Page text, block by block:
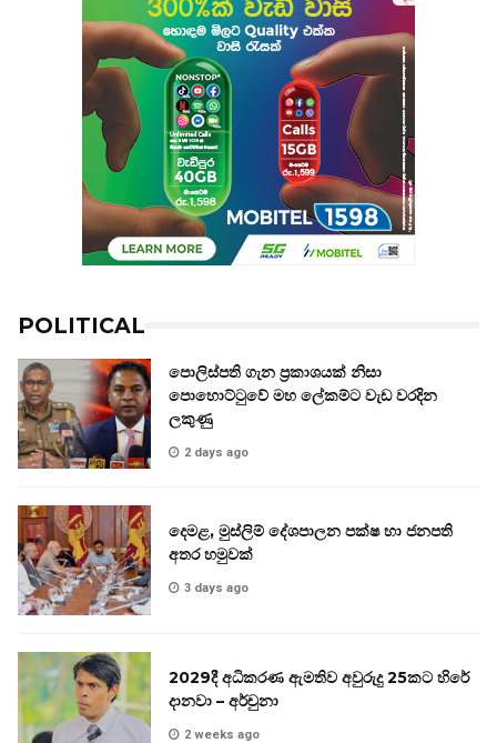
POLITICAL
පොලිස්පති ගැන ප්‍රකාශයක් නිසා
පොහොට්ටුවේ මහ ලේකම්ට වැඩ වරදින
ලකුණු
2 days ago
දෙමළ, මුස්ලිම් දේශපාලන පක්ෂ හා ජනපති
අතර හමුවක්
3 days ago
2029දී අධිකරණ ඇමතිව අවුරුදු 25කට හිරේ
දානවා – අර්චුනා
2 weeks ago